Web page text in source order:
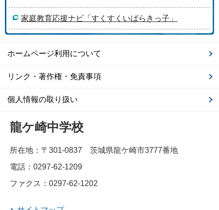
家庭教育応援ナビ「すくすくいばらきっ子」
ホームページ利用について
リンク・著作権・免責事項
個人情報の取り扱い
龍ケ崎中学校
所在地：〒301-0837 茨城県龍ケ崎市3777番地
電話：0297-62-1209
ファクス：0297-62-1202